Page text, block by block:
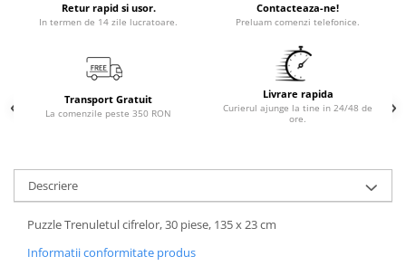
Retur rapid si usor.
In termen de 14 zile lucratoare.
Contacteaza-ne!
Preluam comenzi telefonice.
Transport Gratuit
La comenzile peste 350 RON
Livrare rapida
Curierul ajunge la tine in 24/48 de
ore.
Descriere
Puzzle Trenuletul cifrelor, 30 piese, 135 x 23 cm
Informatii conformitate produs